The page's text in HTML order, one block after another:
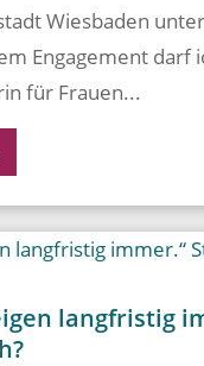
Wiesbaden
Engagement darf
für Frauen...
langfristig